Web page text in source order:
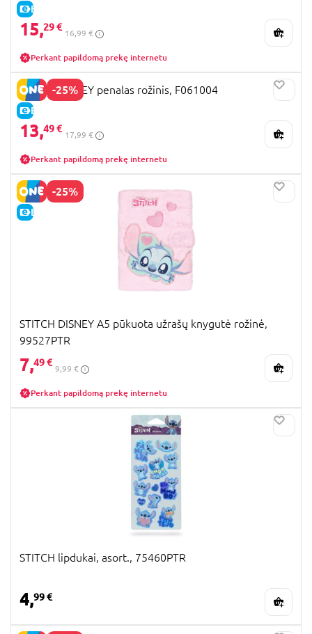
E-KAINA
15,29 €
16,99 €
Perkant papildomą prekę internetu
-25%
E-KAINA
STITCH DISNEY penalas rožinis, F061004
13,49 €
17,99 €
Perkant papildomą prekę internetu
-25%
E-KAINA
STITCH DISNEY A5 pūkuota užrašų knygutė rožinė,
99527PTR
7,49 €
9,99 €
Perkant papildomą prekę internetu
STITCH lipdukai, asort., 75460PTR
4,99 €